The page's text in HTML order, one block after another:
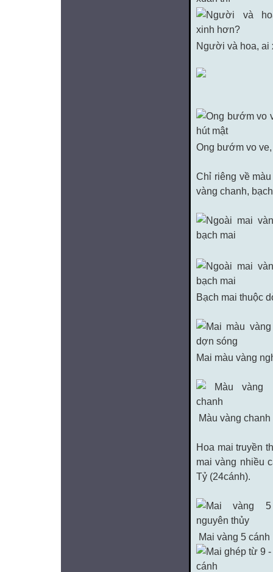
Người và hoa, ai
Ong bướm vo
Chỉ riêng về
vàng chanh,
Bạch mai thuộc
Mai màu vàng
Màu vàng chanh
Hoa mai truyền
mai vàng nhiều
Tỷ (24cánh).
Mai vàng 5